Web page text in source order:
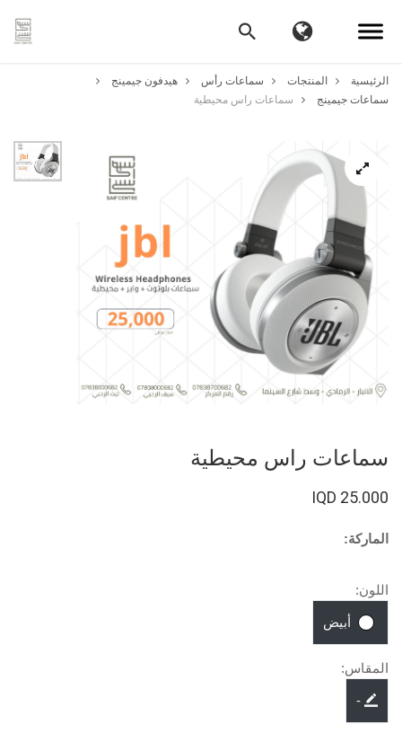
الرئيسية المنتجات سماعات رأس
هيدفون جيمينج
سماعات جيمينج
سماعات راس محيطية
سماعات راس محيطية
25.000 IQD
الماركة:
اللون:
المقاس:
-